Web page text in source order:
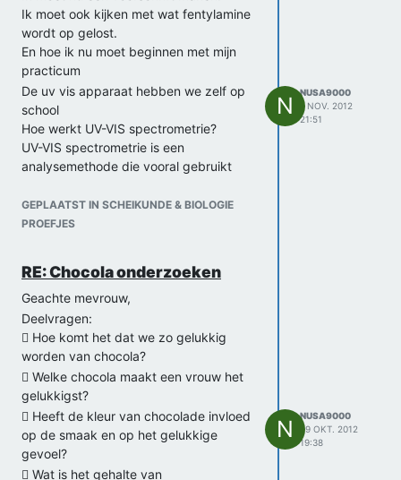
Ik moet ook kijken met wat fentylamine
wordt op gelost.
En hoe ik nu moet beginnen met mijn
practicum
De uv vis apparaat hebben we zelf op
school
Hoe werkt UV-VIS spectrometrie?
UV-VIS spectrometrie is een
analysemethode die vooral gebruikt
in een te onderzoeken monster te
bepalen. De techniek berust op de
zichtbaar). UV-VIS spectrometrie wordt
vooral gebruikt voor stoffen die dubbele
bindingen bevatten.
Thank you
GEPLAATST IN SCHEIKUNDE & BIOLOGIE
PROEFJES
N
NUSA9000
1 NOV. 2012
21:51
RE: Chocola onderzoeken
Geachte mevrouw,
Deelvragen:
 Hoe komt het dat we zo gelukkig
worden van chocola?
 Welke chocola maakt een vrouw het
gelukkigst?
 Heeft de kleur van chocolade invloed
op de smaak en op het gelukkige
gevoel?
 Wat is het gehalte van
N
NUSA9000
29 OKT. 2012
19:38